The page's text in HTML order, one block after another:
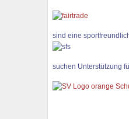
sind eine
suchen Unterstützung